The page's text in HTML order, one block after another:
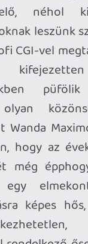
úgyis jön a
Thor:
, ahol
pótolni az itt
szóval ha
innentől fogva
fog tenni a
felé, annak